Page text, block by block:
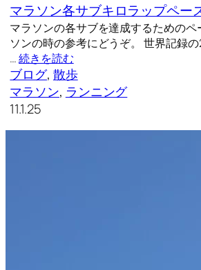
マラソン各サブキロラップペー
マラソンの各サブを達成するためのペ
ソンの時の参考にどうぞ。 世界記録
…続きを読む
ブログ, 散歩
マラソン, ランニング
11.1.25